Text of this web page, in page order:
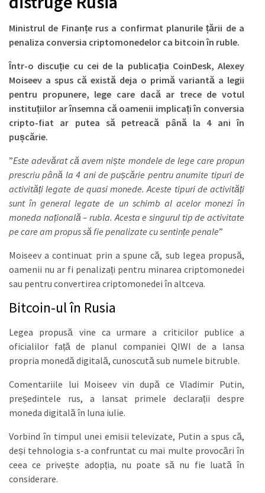
Ministrul de Finanțe rus a confirmat planurile țării de a
penaliza conversia criptomonedelor ca bitcoin în ruble.
Într-o discuție cu cei de la publicația CoinDesk, Alexey
Moiseev a spus că există deja o primă variantă a legii
pentru propunere, lege care dacă ar trece de votul
instituțiilor ar însemna că oamenii implicați în conversia
cripto-fiat ar putea să petreacă până la 4 ani în
pușcărie.
”Este adevărat că avem niște mondele de lege care propun
prescriu până la 4 ani de pușcărie pentru anumite tipuri de
activități legate de quasi monede. Aceste tipuri de activități
sunt în general legate de un schimb al acelor monezi în
moneda națională – rubla. Acesta e singurul tip de activitate
pe care am propus să fie penalizate cu sentințe penale”
Moiseev a continuat prin a spune că, sub legea propusă,
oamenii nu ar fi penalizați pentru minarea criptomonedei
sau pentru convertirea criptomonedei în altceva.
Bitcoin-ul în Rusia
Legea propusă vine ca urmare a criticilor publice a
oficialilor față de planul companiei QIWI de a lansa
propria monedă digitală, cunoscută sub numele bitruble.
Comentariile lui Moiseev vin după ce Vladimir Putin,
președintele rus, a lansat primele declarații despre
moneda digitală în luna iulie.
Vorbind în timpul unei emisii televizate, Putin a spus că,
deși tehnologia s-a confruntat cu mai multe provocări în
ceea ce privește adopția, nu poate să nu fie luată în
considerare.